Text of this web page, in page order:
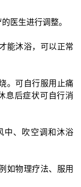
医生进行调整。
能沐浴，可以正常
。可自行服用止痛
息后症状可自行消
、吹空调和沐浴
如物理疗法、服用